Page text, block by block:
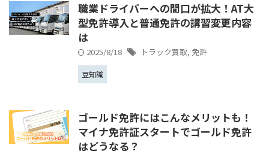
職業ドライバーへの間口が拡大！AT大
型免許導入と普通免許の講習変更内容
は
2025/8/18 トラック買取, 免許
豆知識
ゴールド免許にはこんなメリットも！
マイナ免許証スタートでゴールド免許
はどうなる？